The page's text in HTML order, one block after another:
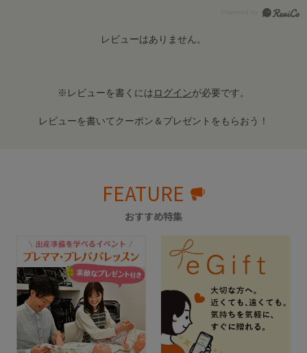
レビューはありません。
※レビューを書くにはログインが必要です。
レビューを書いてクーポン＆プレゼントをもらおう！
FEATURE
おすすめ特集